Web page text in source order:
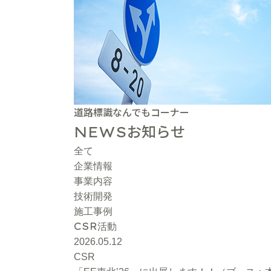
道路標識なんでもコーナー
NEWSお知らせ
全て
企業情報
事業内容
技術開発
施工事例
CSR活動
2026.05.12
CSR